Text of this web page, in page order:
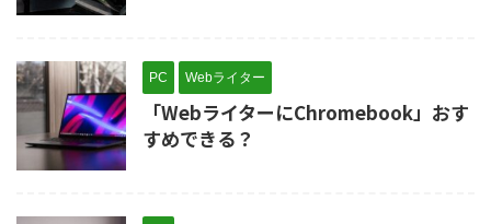
PC Webライター
「WebライターにChromebook」おす
すめできる？